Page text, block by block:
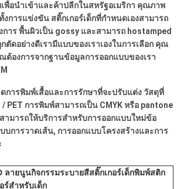
พื่อนำเข้าและค้าปลีกในสหรัฐอเมริกา คุณภาพ
งการแข่งขัน สติ๊กเกอร์เด็กที่กำหนดเองสามารถ
การพื้นผิวเป็น gossy และสามารถ hostamped
ตัดอย่างดีเรามีแบบของเราเองในการเลือก คุณ
ต้องการจากฐานข้อมูลการออกแบบของเรา
การพิมพ์เสื้อและการรักษาที่จะปรับแต่งวัสดุที่
/ PET การพิมพ์สามารถเป็น CMYK หรือ pantone
ามารถให้บริการสำหรับการออกแบบใหม่ข้อ
บการวาดเส้น, การออกแบบโครงสร้างและการ
ลายนูนกิจกรรมระบายสีสติ๊กเกอร์เด็กพิมพ์สติก
ร์สำหรับเด็ก